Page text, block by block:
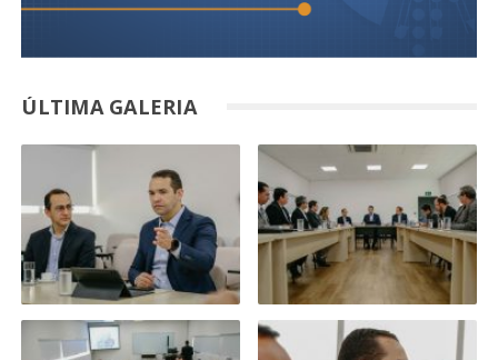
ÚLTIMA GALERIA